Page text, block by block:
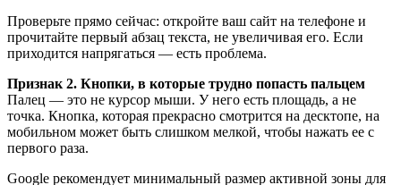
Проверьте прямо сейчас: откройте ваш сайт на телефоне и
прочитайте первый абзац текста, не увеличивая его. Если
приходится напрягаться — есть проблема.
Признак 2. Кнопки, в которые трудно попасть пальцем
Палец — это не курсор мыши. У него есть площадь, а не
точка. Кнопка, которая прекрасно смотрится на десктопе, на
мобильном может быть слишком мелкой, чтобы нажать ее с
первого раза.
Google рекомендует минимальный размер активной зоны для